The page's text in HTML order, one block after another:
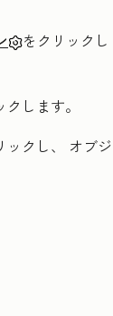
をクリックし
します。
クし、 オブジ